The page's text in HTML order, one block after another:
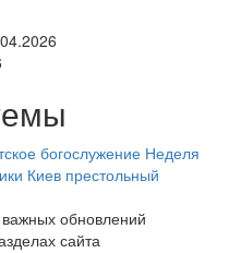
богослужение Неделя
Киев престольный
обновлений
сайта